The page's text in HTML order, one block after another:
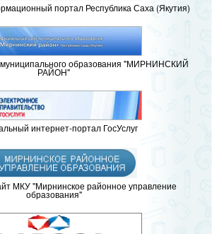
портал Республика Саха (Якутия)
образования "МИРНИНСКИЙ
РАЙОН"
интернет-портал ГосУслуг
МКУ "Мирнинское районное управление
образования"